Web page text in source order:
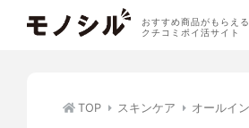
おすすめ商品がもらえる
クチコミポイ活サイト
TOP スキンケア オールイ